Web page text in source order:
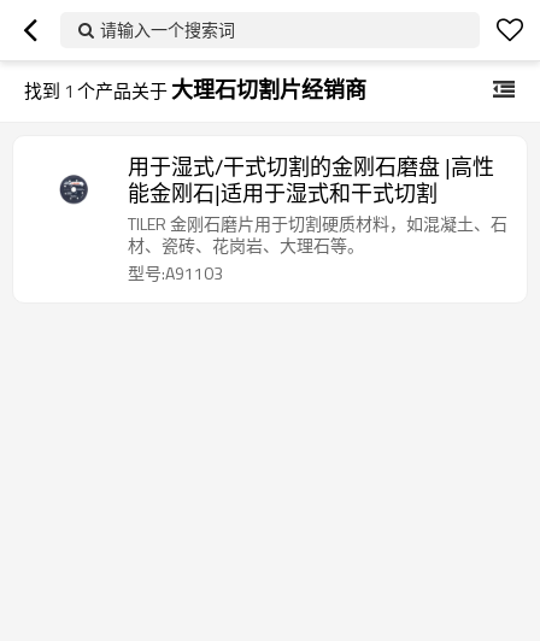
请输入一个搜索词
找到 1 个产品关于大理石切割片经销商
用于湿式/干式切割的金刚石磨盘 |高性
能金刚石|适用于湿式和干式切割
TILER 金刚石磨片用于切割硬质材料，如混凝土、石
材、瓷砖、花岗岩、大理石等。
型号:A91103